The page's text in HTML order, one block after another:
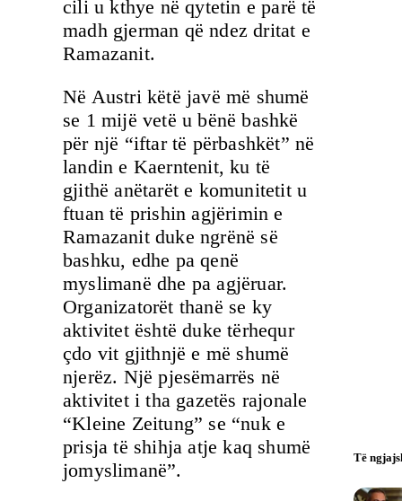
cili u kthye në qytetin e parë të
madh gjerman që ndez dritat e
Ramazanit.
Në Austri këtë javë më shumë
se 1 mijë vetë u bënë bashkë
për një “iftar të përbashkët” në
landin e Kaerntenit, ku të
gjithë anëtarët e komunitetit u
ftuan të prishin agjërimin e
Ramazanit duke ngrënë së
bashku, edhe pa qenë
myslimanë dhe pa agjëruar.
Organizatorët thanë se ky
aktivitet është duke tërhequr
çdo vit gjithnjë e më shumë
njerëz. Një pjesëmarrës në
aktivitet i tha gazetës rajonale
“Kleine Zeitung” se “nuk e
prisja të shihja atje kaq shumë
jomyslimanë”.
Të